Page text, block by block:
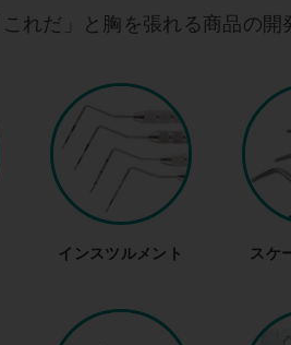
れだ」と胸を張れる商品の開
インスツルメント スケ